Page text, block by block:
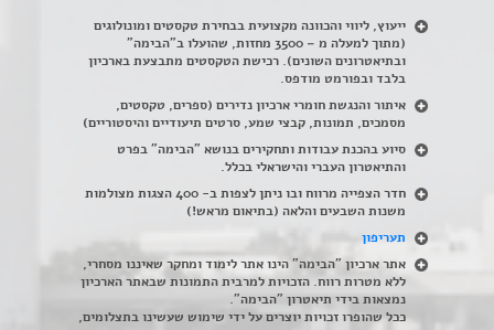
ייעוץ, ליווי והכוונה מקצועית בבחירת טקסטים ומונולוגים
(מתוך למעלה מ – 3500 מחזות, שהועלו ב"הבימה"
ובתיאטרונים השונים). רכישת הטקסטים מתבצעת בארכיון
בלבד ובפורמט מודפס.
איתור והנגשת חומרי ארכיון נדירים (ספרים, טקסטים,
מסמכים, תמונות, קבצי שמע, סרטים תיעודיים והיסטוריים)
סיוע בהכנת עבודות ותחקירים בנושא "הבימה" בפרט
והתיאטרון העברי והישראלי בכלל.
חדר הצפייה מרווח ובו ניתן לצפות ב- 400 הצגות מצולמות
משנות השבעים והלאה (בתיאום מראש!)
תעריפון
אתר ארכיון "הבימה" הינו אתר לימוד ומחקר שאיננו מסחרי,
ללא מטרות רווח. הזכויות למרבית התמונות שבאתר הארכיון
נמצאות בידי תיאטרון "הבימה".
ככל שהופרו זכויות יוצרים על ידי שימוש שעשינו בתצלומים,